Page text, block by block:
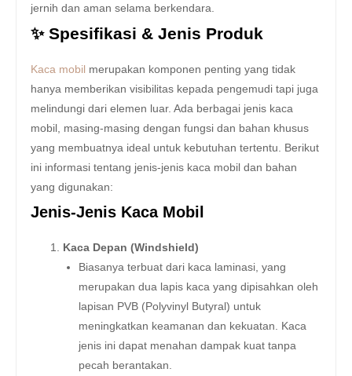
jernih dan aman selama berkendara.
✨ Spesifikasi & Jenis Produk
Kaca mobil merupakan komponen penting yang tidak
hanya memberikan visibilitas kepada pengemudi tapi juga
melindungi dari elemen luar. Ada berbagai jenis kaca
mobil, masing-masing dengan fungsi dan bahan khusus
yang membuatnya ideal untuk kebutuhan tertentu. Berikut
ini informasi tentang jenis-jenis kaca mobil dan bahan
yang digunakan:
Jenis-Jenis Kaca Mobil
Kaca Depan (Windshield)
Biasanya terbuat dari kaca laminasi, yang
merupakan dua lapis kaca yang dipisahkan oleh
lapisan PVB (Polyvinyl Butyral) untuk
meningkatkan keamanan dan kekuatan. Kaca
jenis ini dapat menahan dampak kuat tanpa
pecah berantakan.